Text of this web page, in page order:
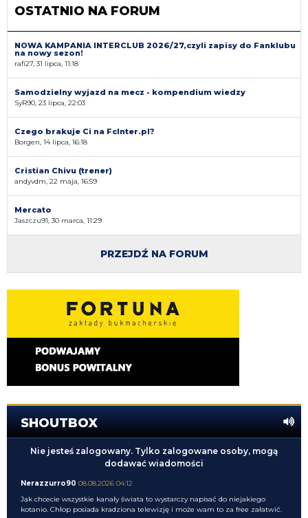
OSTATNIO NA FORUM
NOWA KAMPANIA INTERCLUB 2026/27,czyli zapisy do Fanklubu
na nowy sezon!
rafi27, 31 lipca, 11:18
Samodzielny wyjazd na mecz - kompendium wiedzy
SyR90, 23 lipca, 22:03
Czego brakuje Ci na FcInter.pl?
Borgen, 14 lipca, 16:18
Cristian Chivu (trener)
andyvdm, 22 maja, 16:59
Mercato
Jaszczu91, 30 marca, 11:29
PRZEJDŹ NA FORUM
SHOUTBOX
Nie jesteś zalogowany. Tylko zalogowane osoby, mogą
dodawać wiadomości
Nerazzurro90 08.08.2026 04:12
Jak chcecie wszystkie kanały świata to wystarczy napisać do niejakiego
kotanio. Chłop posiada kradziona telewizję i może wam to za free załatwić.